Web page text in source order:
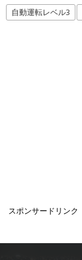
自動運転レベル3
スポンサードリンク